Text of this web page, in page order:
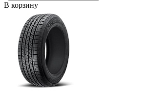
В корзину